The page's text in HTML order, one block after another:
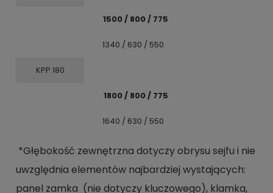
1500 / 800 / 775
1340 / 630 / 550
KPP 180
1800 / 800 / 775
1640 / 630 / 550
*Głębokość zewnętrzna dotyczy obrysu sejfu i nie
uwzględnia elementów najbardziej wystających:
panel zamka (nie dotyczy kluczowego), klamka,